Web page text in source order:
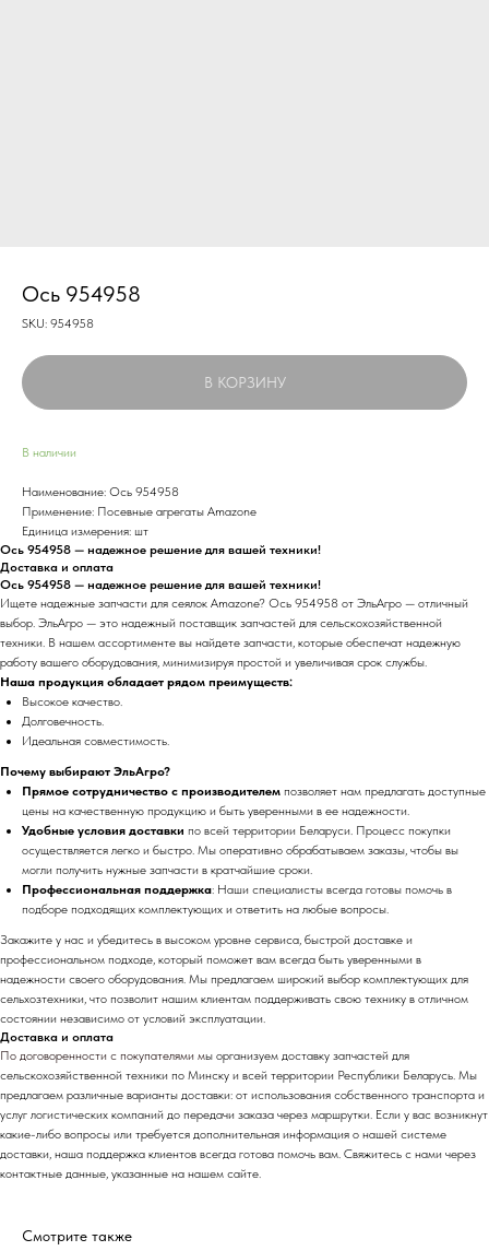
Ось 954958
SKU: 954958
В КОРЗИНУ
В наличии
Наименование: Ось 954958
Применение: Посевные агрегаты Amazone
Единица измерения: шт
Ось 954958 — надежное решение для вашей техники!
Доставка и оплата
Ось 954958 — надежное решение для вашей техники!
Ищете надежные запчасти для сеялок Amazone? Ось 954958 от ЭльАгро — отличный
выбор. ЭльАгро — это надежный поставщик запчастей для сельскохозяйственной
техники. В нашем ассортименте вы найдете запчасти, которые обеспечат надежную
работу вашего оборудования, минимизируя простой и увеличивая срок службы.
Наша продукция обладает рядом преимуществ:
Высокое качество.
Долговечность.
Идеальная совместимость.
Почему выбирают ЭльАгро?
Прямое сотрудничество с производителем позволяет нам предлагать доступные
цены на качественную продукцию и быть уверенными в ее надежности.
Удобные условия доставки по всей территории Беларуси. Процесс покупки
осуществляется легко и быстро. Мы оперативно обрабатываем заказы, чтобы вы
могли получить нужные запчасти в кратчайшие сроки.
Профессиональная поддержка: Наши специалисты всегда готовы помочь в
подборе подходящих комплектующих и ответить на любые вопросы.
Закажите у нас и убедитесь в высоком уровне сервиса, быстрой доставке и
профессиональном подходе, который поможет вам всегда быть уверенными в
надежности своего оборудования. Мы предлагаем широкий выбор комплектующих для
сельхозтехники, что позволит нашим клиентам поддерживать свою технику в отличном
состоянии независимо от условий эксплуатации.
Доставка и оплата
По договоренности с покупателями мы организуем доставку запчастей для
сельскохозяйственной техники по Минску и всей территории Республики Беларусь. Мы
предлагаем различные варианты доставки: от использования собственного транспорта и
услуг логистических компаний до передачи заказа через маршрутки. Если у вас возникнут
какие-либо вопросы или требуется дополнительная информация о нашей системе
доставки, наша поддержка клиентов всегда готова помочь вам. Свяжитесь с нами через
контактные данные, указанные на нашем сайте.
Смотрите также